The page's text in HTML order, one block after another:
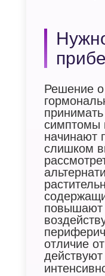
Решение
симптомы
начинают
слишком
повышают
отличие